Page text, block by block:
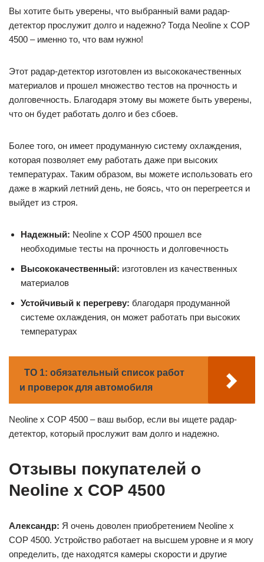
Вы хотите быть уверены, что выбранный вами радар-
детектор прослужит долго и надежно? Тогда Neoline x COP
4500 – именно то, что вам нужно!
Этот радар-детектор изготовлен из высококачественных
материалов и прошел множество тестов на прочность и
долговечность. Благодаря этому вы можете быть уверены,
что он будет работать долго и без сбоев.
Более того, он имеет продуманную систему охлаждения,
которая позволяет ему работать даже при высоких
температурах. Таким образом, вы можете использовать его
даже в жаркий летний день, не боясь, что он перегреется и
выйдет из строя.
Надежный: Neoline x COP 4500 прошел все
необходимые тесты на прочность и долговечность
Высококачественный: изготовлен из качественных
материалов
Устойчивый к перегреву: благодаря продуманной
системе охлаждения, он может работать при высоких
температурах
ТО 1: обязательный список работ
и проверок для автомобиля
Neoline x COP 4500 – ваш выбор, если вы ищете радар-
детектор, который прослужит вам долго и надежно.
Отзывы покупателей о
Neoline x COP 4500
Александр: Я очень доволен приобретением Neoline x
COP 4500. Устройство работает на высшем уровне и я могу
определить, где находятся камеры скорости и другие